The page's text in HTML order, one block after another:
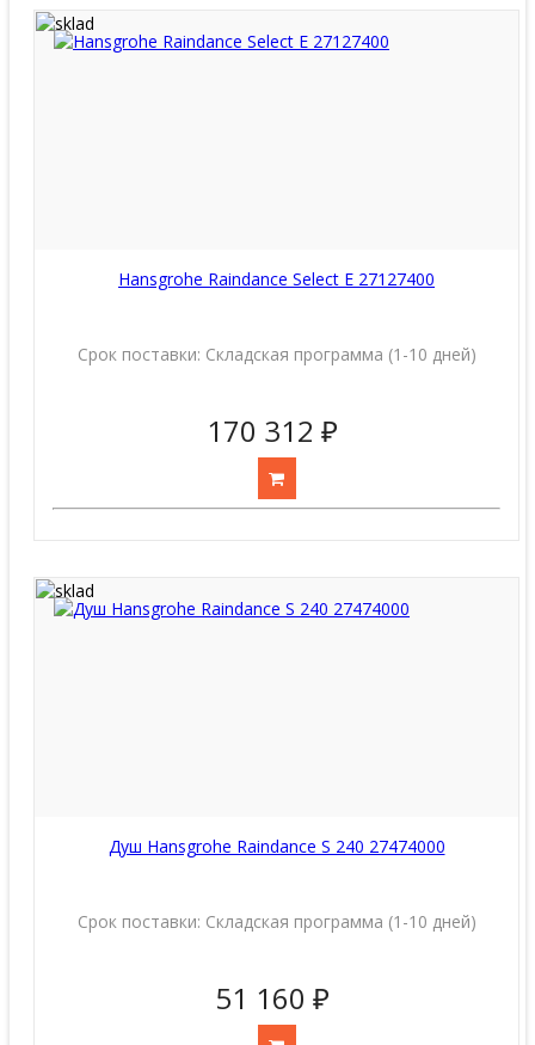
Hansgrohe Raindance Select E 27127400
Срок поставки: Складская программа (1-10 дней)
170 312 ₽
Душ Hansgrohe Raindance S 240 27474000
Срок поставки: Складская программа (1-10 дней)
51 160 ₽